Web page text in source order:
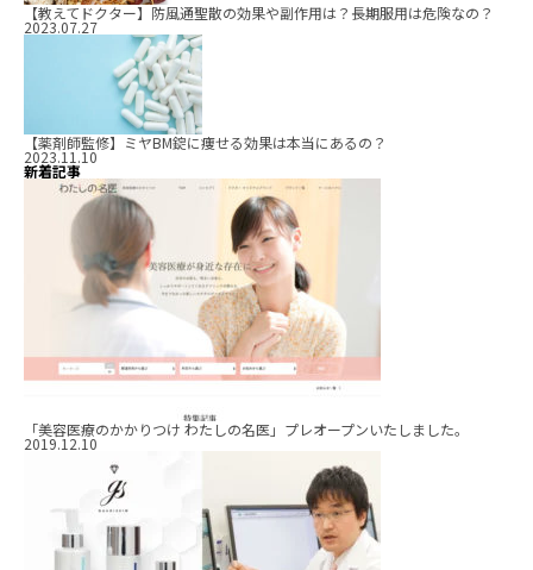
【教えてドクター】防風通聖散の効果や副作用は？長期服用は危険なの？
2023.07.27
【薬剤師監修】ミヤBM錠に痩せる効果は本当にあるの？
2023.11.10
新着記事
「美容医療のかかりつけ わたしの名医」プレオープンいたしました。
2019.12.10